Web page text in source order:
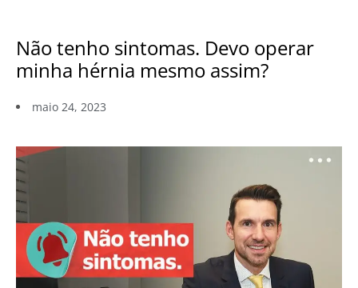
Não tenho sintomas. Devo operar
minha hérnia mesmo assim?
maio 24, 2023